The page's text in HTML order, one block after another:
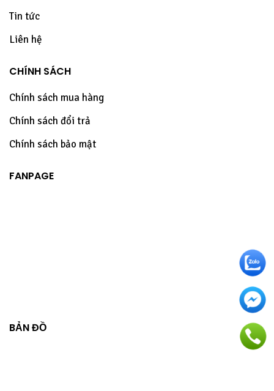
Tin tức
Liên hệ
CHÍNH SÁCH
Chính sách mua hàng
Chính sách đổi trả
Chính sách bảo mật
FANPAGE
BẢN ĐỒ